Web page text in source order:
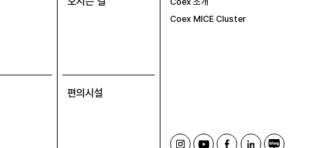
편의시설
Coex MICE Cluster
인 유 페 링 블